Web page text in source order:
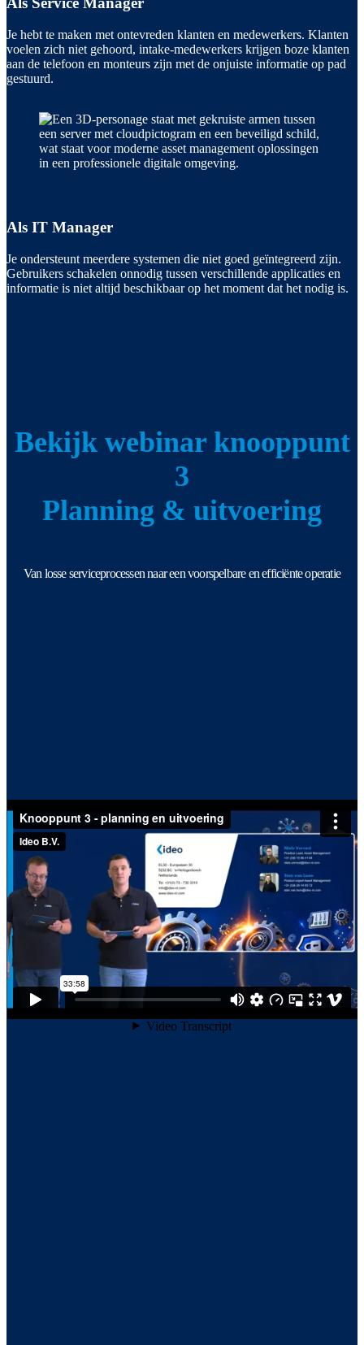
Je hebt te maken met ontevreden klanten en medewerkers. Klanten
voelen zich niet gehoord, intake-medewerkers krijgen boze klanten
aan de telefoon en monteurs zijn met de onjuiste informatie op pad
gestuurd.
Als IT Manager
Je ondersteunt meerdere systemen die niet goed geïntegreerd zijn.
Gebruikers schakelen onnodig tussen verschillende applicaties en
informatie is niet altijd beschikbaar op het moment dat het nodig is.
Bekijk webinar knooppunt
3
Planning & uitvoering
Van losse serviceprocessen naar een voorspelbare en efficiënte operatie